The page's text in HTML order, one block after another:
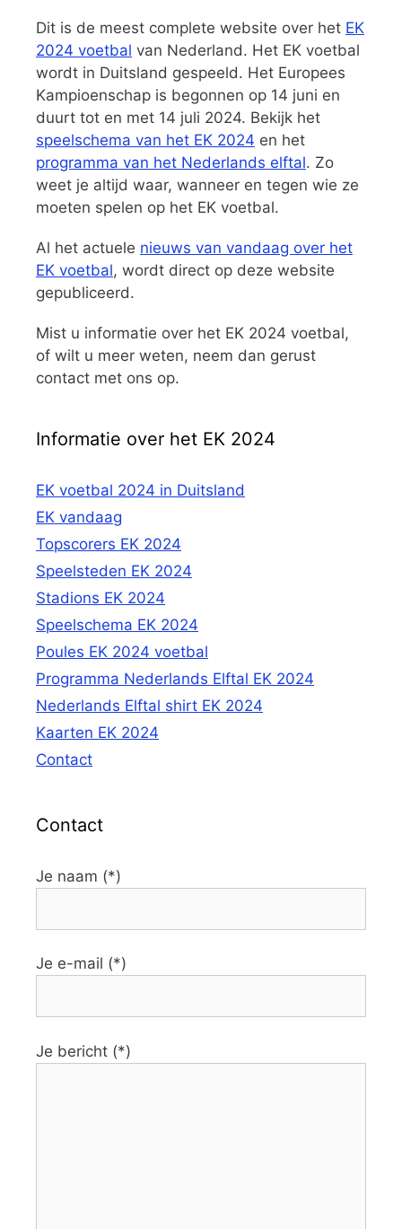
Dit is de meest complete website over het EK
2024 voetbal van Nederland. Het EK voetbal
wordt in Duitsland gespeeld. Het Europees
Kampioenschap is begonnen op 14 juni en
duurt tot en met 14 juli 2024. Bekijk het
speelschema van het EK 2024 en het
programma van het Nederlands elftal. Zo
weet je altijd waar, wanneer en tegen wie ze
moeten spelen op het EK voetbal.
Al het actuele nieuws van vandaag over het
EK voetbal, wordt direct op deze website
gepubliceerd.
Mist u informatie over het EK 2024 voetbal,
of wilt u meer weten, neem dan gerust
contact met ons op.
Informatie over het EK 2024
EK voetbal 2024 in Duitsland
EK vandaag
Topscorers EK 2024
Speelsteden EK 2024
Stadions EK 2024
Speelschema EK 2024
Poules EK 2024 voetbal
Programma Nederlands Elftal EK 2024
Nederlands Elftal shirt EK 2024
Kaarten EK 2024
Contact
Contact
Je naam (*)
Je e-mail (*)
Je bericht (*)